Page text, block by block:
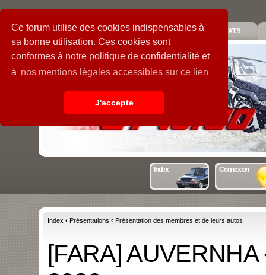
Ce forum utilise des cookies indispensables à
sa bonne utilisation. Ces cookies sont
conformes à notre politique de confidentialité et
à nos mentions légales accessibles sur ce lien
J'accepte
PIECES GALERIE GUIDE STATS
Index Connexion
Index ‹ Présentations ‹ Présentation des membres et de leurs autos
[FARA]